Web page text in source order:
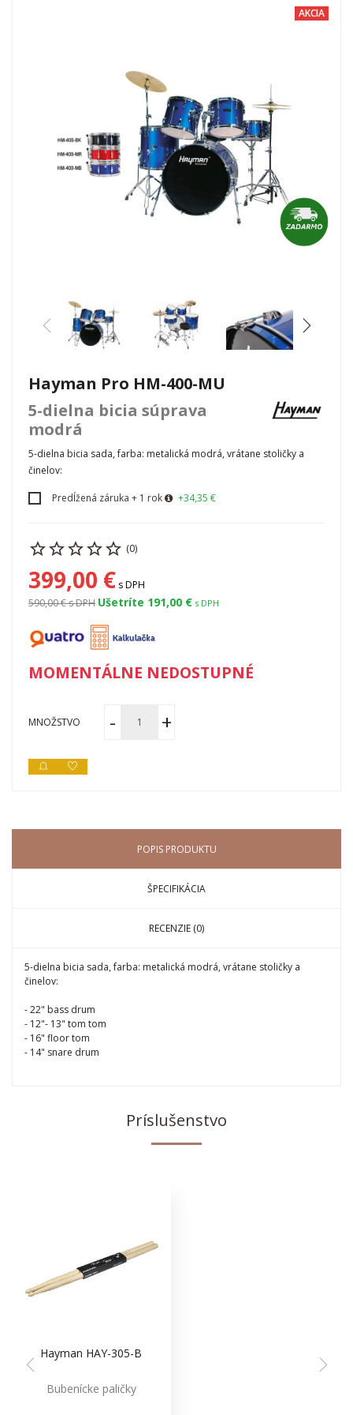
AKCIA
Hayman Pro HM-400-MU
5-dielna bicia súprava
modrá
5-dielna bicia sada, farba: metalická modrá, vrátane stoličky a
činelov:
Predĺžená záruka + 1 rok +34,35 €
(0)
399,00 € s DPH
590,00 €s DPH Ušetríte 191,00 € s DPH
MOMENTÁLNE NEDOSTUPNÉ
MNOŽSTVO
POPIS PRODUKTU
ŠPECIFIKÁCIA
RECENZIE (0)
5-dielna bicia sada, farba: metalická modrá, vrátane stoličky a
činelov:
- 22" bass drum
- 12"- 13" tom tom
- 16" floor tom
- 14" snare drum
Príslušenstvo
Hayman HAY-305-B
Bubenícke paličky